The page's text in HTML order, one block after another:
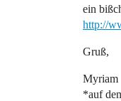
ein
http://
Gruß,
Myriam
*auf